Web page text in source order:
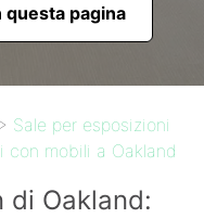
questa pagina
> Sale per esposizioni
con mobili a Oakland
di Oakland: